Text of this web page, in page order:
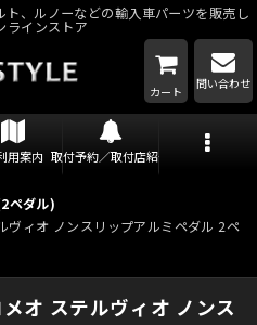
、ルノーなどの輸入車パーツを販売し
ラインストア
カート
問い合わせ
用案内 取付予約／取付店紹介
ペダル)
ヴィオ ノンスリップアルミペダル 2ペ
オ ステルヴィオ ノンス